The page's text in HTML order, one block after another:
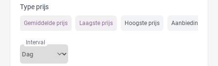
Type prijs
Gemiddelde prijs Laagste prijs Hoogste prijs Aanbiedings prijs
Interval